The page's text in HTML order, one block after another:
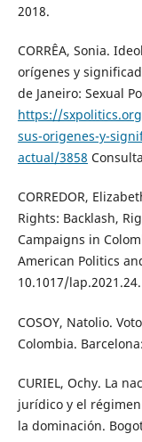
2018.
CORRÊA, Sonia.
orígenes y
de Janeiro: Sexual
https://
sus-origenes-y-
actual/3858
CORREDOR,
Rights: Backlash,
Campaigns in
American Politics
10.1017/
COSOY, Natolio.
Colombia.
CURIEL, Ochy. La
jurídico y el
la dominación.